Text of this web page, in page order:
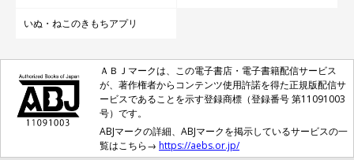
いぬ・ねこのきもちアプリ
ＡＢＪマークは、この電子書店・電子書籍配信サービス
が、著作権者からコンテンツ使用許諾を得た正規版配信サ
ービスであることを示す登録商標（登録番号 第11091003
号）です。
ABJマークの詳細、ABJマークを掲示しているサービスの一
覧はこちら→ https://aebs.or.jp/